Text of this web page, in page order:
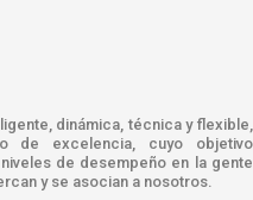
dinámica, técnica y flexible,
de excelencia, cuyo objetivo
de desempeño en la gente
y se asocian a nosotros.